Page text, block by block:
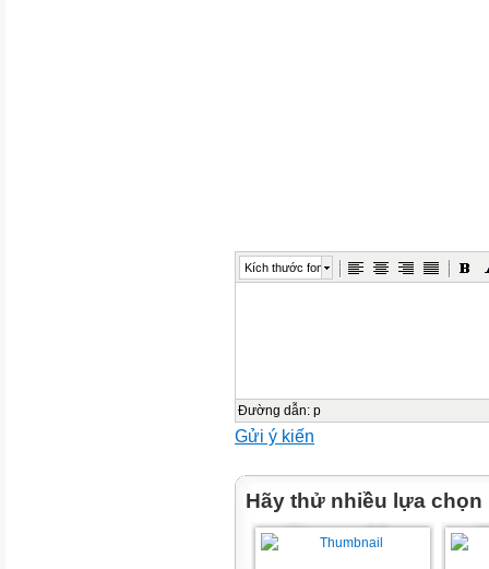
30’
Kích thước font
Đường dẫn: p
Gửi ý kiến
Hãy thử nhiều lựa chọn